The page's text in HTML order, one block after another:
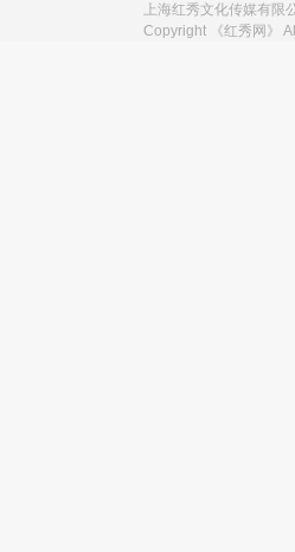
上海红秀文化传媒有限
Copyright 《红秀网》